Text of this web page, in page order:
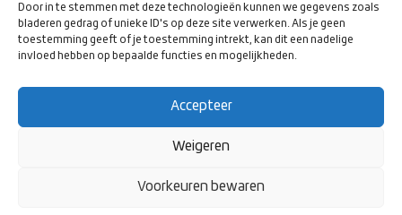
Door in te stemmen met deze technologieën kunnen we gegevens zoals
bladeren gedrag of unieke ID's op deze site verwerken. Als je geen
toestemming geeft of je toestemming intrekt, kan dit een nadelige
invloed hebben op bepaalde functies en mogelijkheden.
Accepteer
Weigeren
Voorkeuren bewaren
MEER INFORMATIE EN AANMELDEN